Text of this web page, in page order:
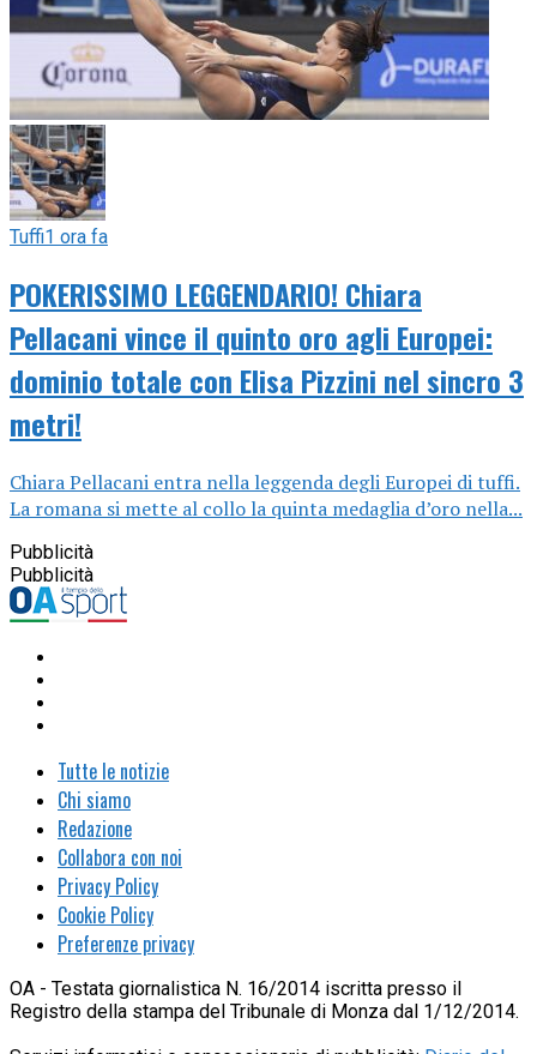
Tuffi1 ora fa
POKERISSIMO LEGGENDARIO! Chiara
Pellacani vince il quinto oro agli Europei:
dominio totale con Elisa Pizzini nel sincro 3
metri!
Chiara Pellacani entra nella leggenda degli Europei di tuffi.
La romana si mette al collo la quinta medaglia d’oro nella...
Pubblicità
Pubblicità
Tutte le notizie
Chi siamo
Redazione
Collabora con noi
Privacy Policy
Cookie Policy
Preferenze privacy
OA - Testata giornalistica N. 16/2014 iscritta presso il
Registro della stampa del Tribunale di Monza dal 1/12/2014.